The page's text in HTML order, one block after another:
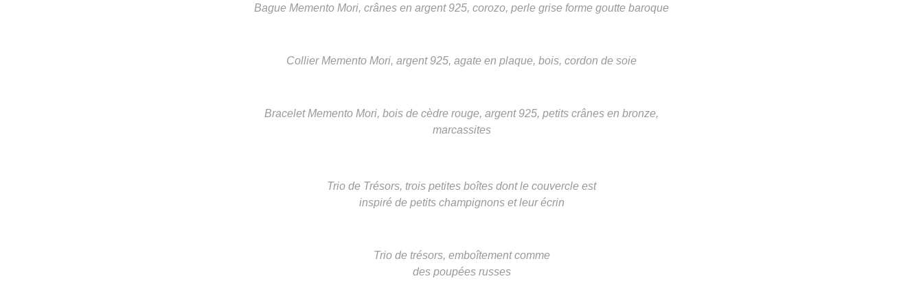
Bague Memento Mori, crânes en argent 925, corozo, perle grise forme goutte baroque
Collier Memento Mori, argent 925, agate en plaque, bois, cordon de soie
Bracelet Memento Mori, bois de cèdre rouge, argent 925, petits crânes en bronze,
marcassites
Trio de Trésors, trois petites boîtes dont le couvercle est
inspiré de petits champignons et leur écrin
Trio de trésors, emboîtement comme
des poupées russes